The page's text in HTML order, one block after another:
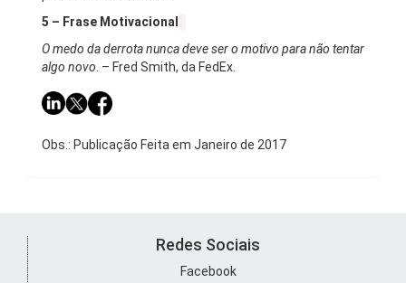
5 – Frase Motivacional
O medo da derrota nunca deve ser o motivo para não tentar
algo novo . – Fred Smith, da FedEx.
Obs.: Publicação Feita em Janeiro de 2017
Redes Sociais
Facebook